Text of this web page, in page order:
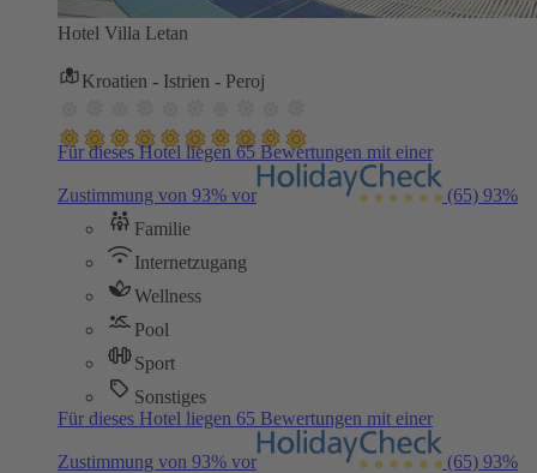
Hotel Villa Letan
Kroatien - Istrien - Peroj
Für dieses Hotel liegen 65 Bewertungen mit einer
Zustimmung von 93% vor (65) 93%
Familie
Internetzugang
Wellness
Pool
Sport
Sonstiges
Für dieses Hotel liegen 65 Bewertungen mit einer
Zustimmung von 93% vor (65) 93%